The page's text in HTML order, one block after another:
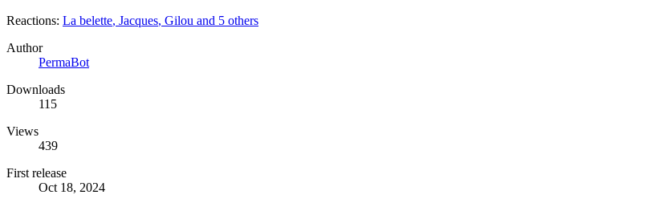
Reactions: La belette, Jacques, Gilou and 5 others
Author
PermaBot
Downloads
115
Views
439
First release
Oct 18, 2024